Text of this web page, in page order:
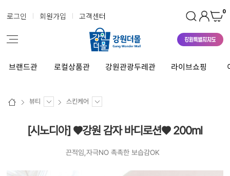
로그인 회원가입 고객센터 0
브랜드관 로컬상품관 강원관광두레관 라이브쇼핑
뷰티 스킨케어
[시노디아] ♥강원 감자 바디로션♥ 200ml
끈적임,자극NO 촉촉한 보습감OK